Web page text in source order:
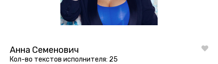
Анна Семенович
Кол-во текстов исполнителя: 25